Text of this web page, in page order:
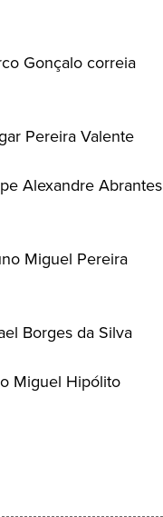
correia
Valente
Abrantes
Pereira
da Silva
Hipólito